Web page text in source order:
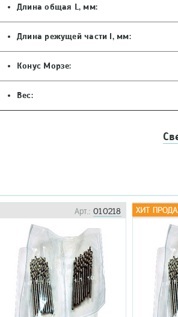
Длина общая L, мм:
Длина режущей части l, мм:
Конус Морзе:
Вес:
Арт.:010218